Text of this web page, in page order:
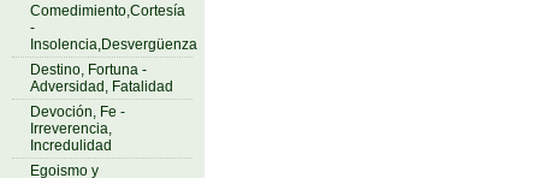
Comedimiento,Cortesía
-
Insolencia,Desvergüenza
Destino, Fortuna -
Adversidad, Fatalidad
Devoción, Fe -
Irreverencia,
Incredulidad
Egoismo y